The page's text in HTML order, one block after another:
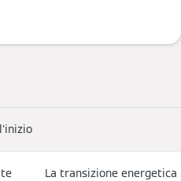
La transizione